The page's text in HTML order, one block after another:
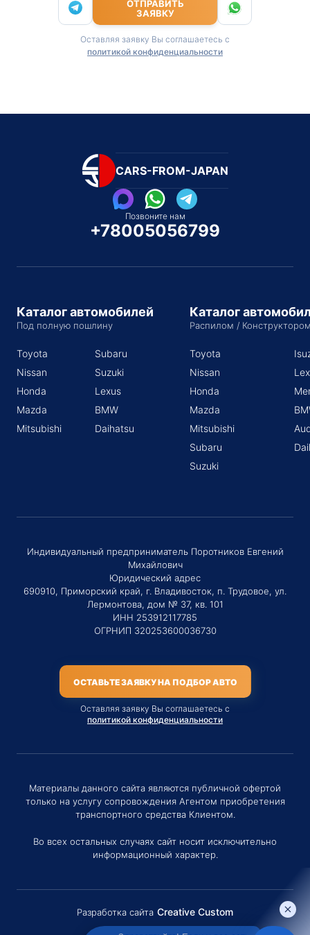
ОТПРАВИТЬ
ЗАЯВКУ
Оставляя заявку Вы соглашаетесь с
политикой конфиденциальности
CARS-FROM-JAPAN
Позвоните нам
+78005056799
Каталог автомобилей
Под полную пошлину
Toyota
Nissan
Honda
Mazda
Mitsubishi
Subaru
Suzuki
Lexus
BMW
Daihatsu
Каталог
Распилом /
Toyota
Nissan
Honda
Mazda
Mitsubishi
Subaru
Suzuki
Индивидуальный предприниматель Поротников Евгений
Михайлович
Юридический адрес
690910, Приморский край, г. Владивосток, п. Трудовое, ул.
Лермонтова, дом № 37, кв. 101
ИНН 253912117785
ОГРНИП 320253600036730
ОСТАВЬТЕ ЗАЯВКУ НА ПОДБОР АВТО
Оставляя заявку Вы соглашаетесь с
политикой конфиденциальности
Материалы данного сайта являются публичной офертой
только на услугу сопровождения Агентом приобретения
транспортного средства Клиентом.
Во всех остальных случаях сайт носит исключительно
информационный характер.
Разработка сайта Creative Custom